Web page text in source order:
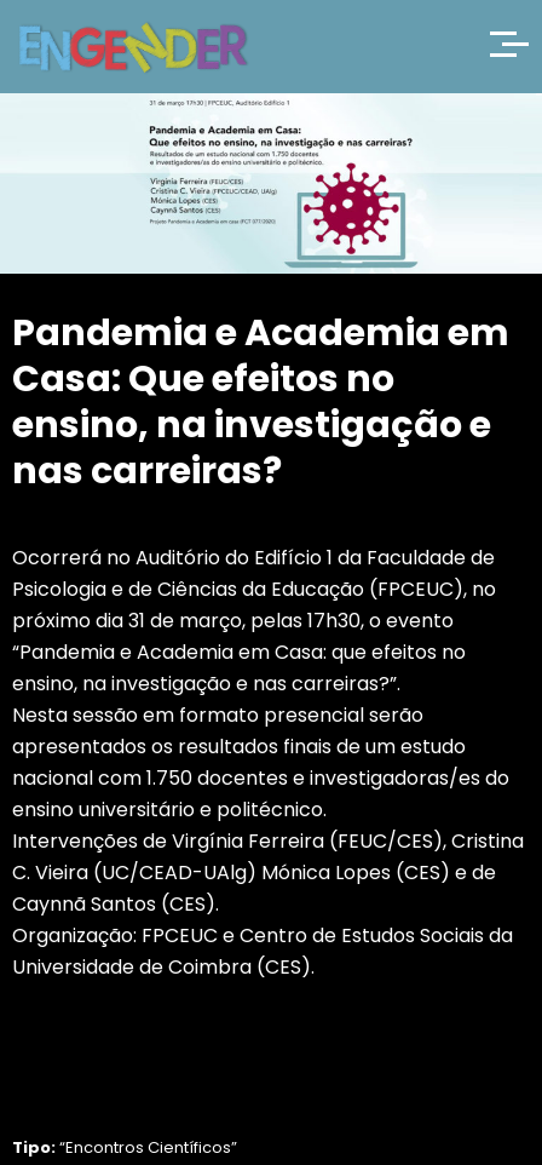
Pandemia e Academia em
Casa: Que efeitos no
ensino, na investigação e
nas carreiras?
Ocorrerá no Auditório do Edifício 1 da Faculdade de
Psicologia e de Ciências da Educação (FPCEUC), no
próximo dia 31 de março, pelas 17h30, o evento
“Pandemia e Academia em Casa: que efeitos no
ensino, na investigação e nas carreiras?”.
Nesta sessão em formato presencial serão
apresentados os resultados finais de um estudo
nacional com 1.750 docentes e investigadoras/es do
ensino universitário e politécnico.
Intervenções de Virgínia Ferreira (FEUC/CES), Cristina
C. Vieira (UC/CEAD-UAlg) Mónica Lopes (CES) e de
Caynnã Santos (CES).
Organização: FPCEUC e Centro de Estudos Sociais da
Universidade de Coimbra (CES).
Tipo:“Encontros Científicos”